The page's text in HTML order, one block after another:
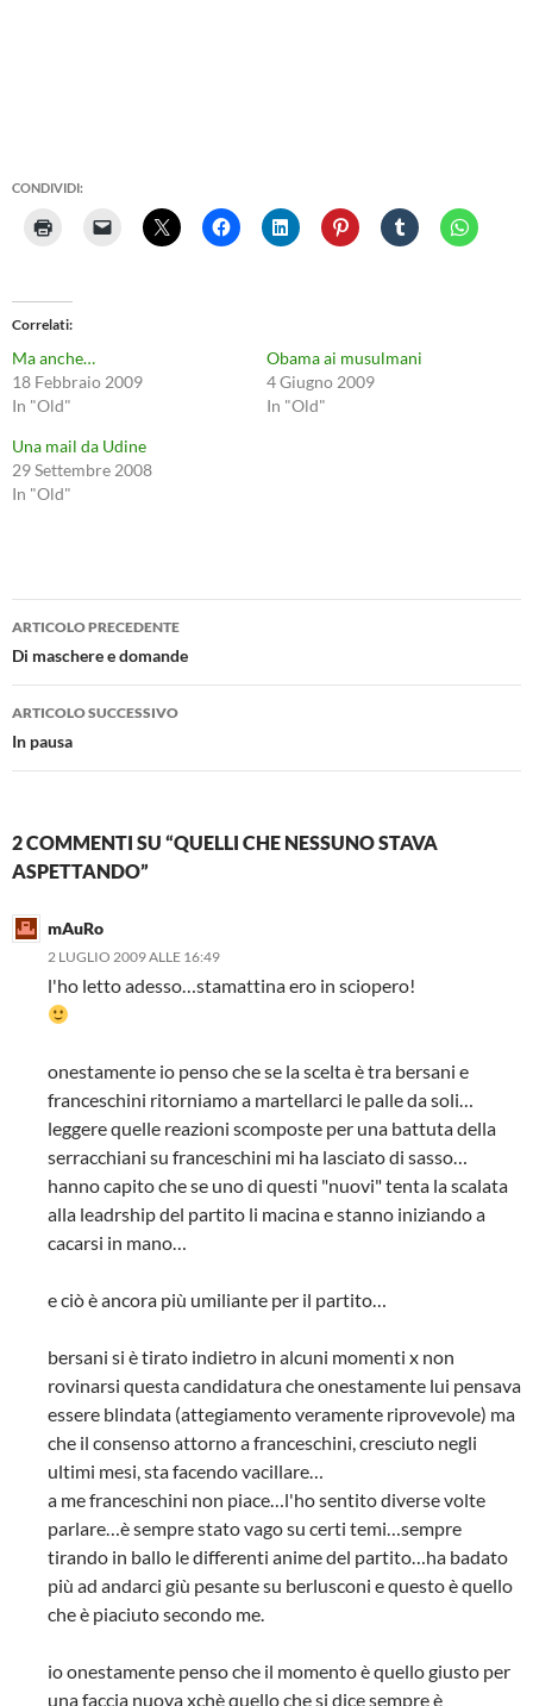
CONDIVIDI:
Correlati
Ma anche…
18 Febbraio 2009
In "Old"
Obama ai musulmani
4 Giugno 2009
In "Old"
Una mail da Udine
29 Settembre 2008
In "Old"
Navigazione
articolo
ARTICOLO PRECEDENTE
Di maschere e domande
ARTICOLO SUCCESSIVO
In pausa
2 COMMENTI SU “QUELLI CHE NESSUNO STAVA
ASPETTANDO”
mAuRo
2 LUGLIO 2009 ALLE 16:49
l'ho letto adesso…stamattina ero in sciopero!
onestamente io penso che se la scelta è tra bersani e
franceschini ritorniamo a martellarci le palle da soli…
leggere quelle reazioni scomposte per una battuta della
serracchiani su franceschini mi ha lasciato di sasso…
hanno capito che se uno di questi "nuovi" tenta la scalata
alla leadrship del partito li macina e stanno iniziando a
cacarsi in mano…
e ciò è ancora più umiliante per il partito…
bersani si è tirato indietro in alcuni momenti x non
rovinarsi questa candidatura che onestamente lui pensava
essere blindata (attegiamento veramente riprovevole) ma
che il consenso attorno a franceschini, cresciuto negli
ultimi mesi, sta facendo vacillare…
a me franceschini non piace…l'ho sentito diverse volte
parlare…è sempre stato vago su certi temi…sempre
tirando in ballo le differenti anime del partito…ha badato
più ad andarci giù pesante su berlusconi e questo è quello
che è piaciuto secondo me.
io onestamente penso che il momento è quello giusto per
una faccia nuova xchè quello che si dice sempre è